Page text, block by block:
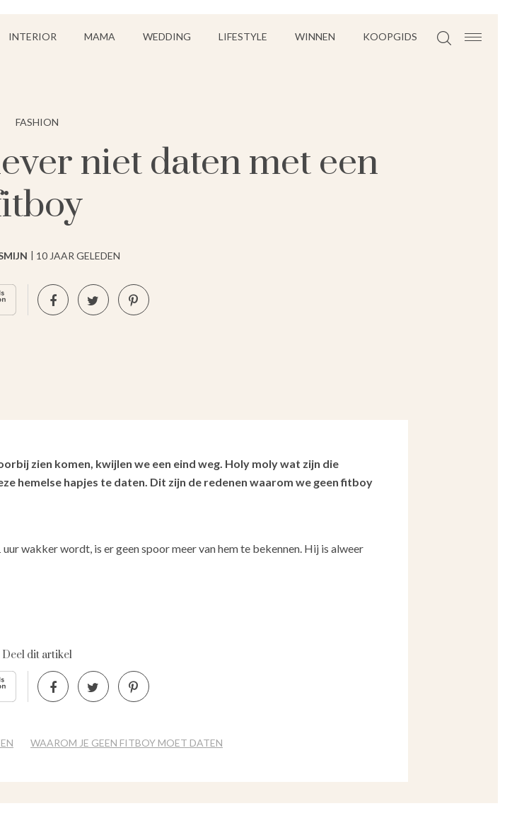
INTERIOR MAMA WEDDING LIFESTYLE WINNEN KOOPGIDS
FASHION
niet daten met een
10 JAAR GELEDEN
zien komen, kwijlen we een eind weg. Holy moly wat zijn die
hemelse hapjes te daten. Dit zijn de redenen waarom we geen fitboy
wakker wordt, is er geen spoor meer van hem te bekennen. Hij is alweer
Deel dit artikel
WAAROM JE GEEN FITBOY MOET DATEN